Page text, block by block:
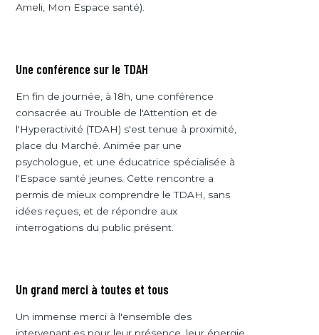
Ameli, Mon Espace santé).
Une conférence sur le TDAH
En fin de journée, à 18h, une conférence
consacrée au Trouble de l'Attention et de
l'Hyperactivité (TDAH) s'est tenue à proximité,
place du Marché. Animée par une
psychologue, et une éducatrice spécialisée à
l'Espace santé jeunes. Cette rencontre a
permis de mieux comprendre le TDAH, sans
idées reçues, et de répondre aux
interrogations du public présent.
Un grand merci à toutes et tous
Un immense merci à l'ensemble des